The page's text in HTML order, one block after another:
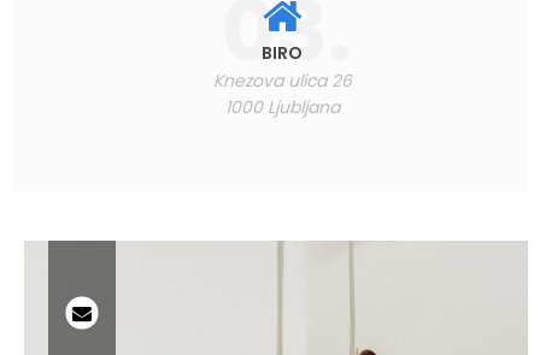
BIRO
Knezova ulica 26
1000 Ljubljana